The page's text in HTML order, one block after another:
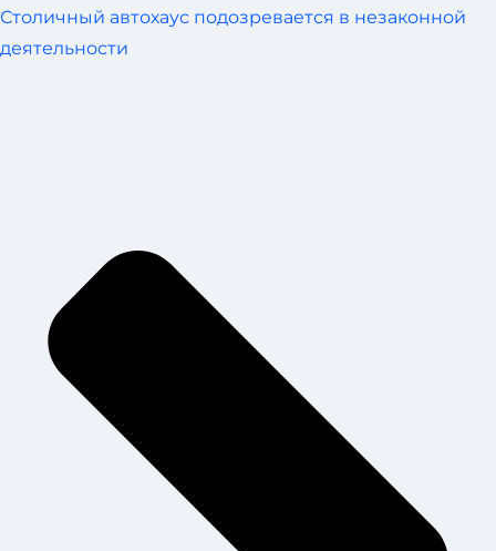
Столичный автохаус подозревается в незаконной
деятельности